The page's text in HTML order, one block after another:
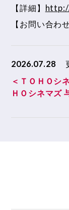
【詳細】
【お問い合わせ
2026.07.28
＜ＴＯＨＯシ
ＨＯシネマズ